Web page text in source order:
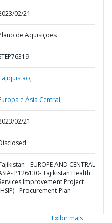
02/21
de Aquisições
e Ásia Central,
02/21
- EUROPE AND CENTRAL
P126130- Tajikistan Health
Improvement Project
- Procurement Plan
Exibir mais